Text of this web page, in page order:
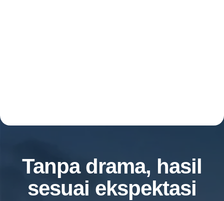
Tanpa drama, hasil
sesuai ekspektasi